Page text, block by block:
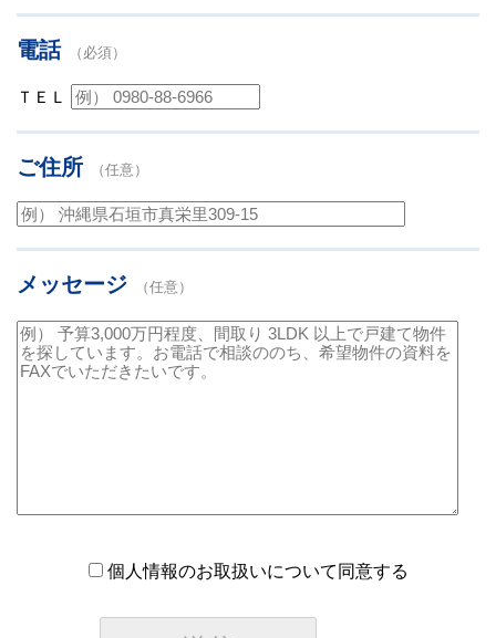
電話 （必須）
ＴＥＬ
ご住所 （任意）
メッセージ （任意）
個人情報のお取扱いについて同意する